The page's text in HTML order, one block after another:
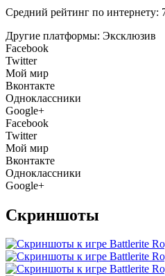
Средний рейтинг по интернету:
Другие платформы: Эксклюзив
Facebook
Twitter
Мой мир
Вконтакте
Одноклассники
Google+
Facebook
Twitter
Мой мир
Вконтакте
Одноклассники
Google+
Скриншоты